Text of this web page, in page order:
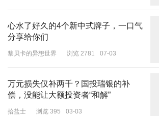
心水了好久的4个新中式牌子，一口气
分享给你们
黎贝卡的异想世界 浏览 2781 07-03
万元损失仅补两千？国投瑞银的补
偿，没能让大额投资者“和解”
拾盐士 浏览 395 03-03